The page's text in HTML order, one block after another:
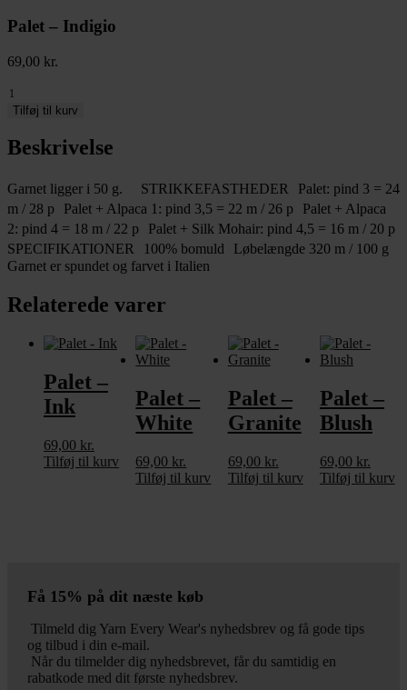
Palet – Indigio
69,00 kr.
Palet
antal
Tilføj til kurv
Beskrivelse
Garnet ligger i 50 g. STRIKKEFASTHEDER Palet: pind 3 = 24
m / 28 p Palet + Alpaca 1: pind 3,5 = 22 m / 26 p Palet + Alpaca
2: pind 4 = 18 m / 22 p Palet + Silk Mohair: pind 4,5 = 16 m / 20 p
SPECIFIKATIONER 100% bomuld Løbelængde 320 m / 100 g
Garnet er spundet og farvet i Italien
Relaterede varer
Palet –
Ink
69,00 kr.
Tilføj til kurv
Palet –
White
69,00 kr.
Tilføj til kurv
Palet –
Granite
69,00 kr.
Tilføj til kurv
Palet –
Blush
69,00 kr.
Tilføj til kurv
Få 15% på dit næste køb
Tilmeld dig Yarn Every Wear's nyhedsbrev og få gode tips
og tilbud i din e-mail.
Når du tilmelder dig nyhedsbrevet, får du samtidig en
rabatkode med dit første nyhedsbrev.